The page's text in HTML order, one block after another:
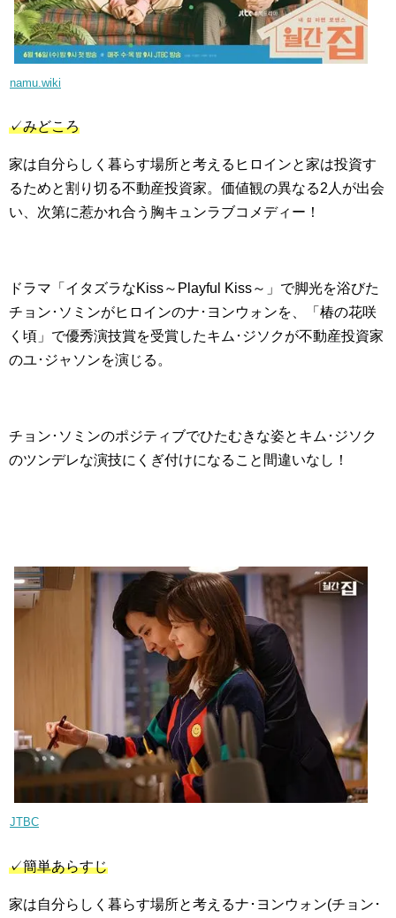
namu.wiki
✓みどころ
家は自分らしく暮らす場所と考えるヒロインと家は投資す
るためと割り切る不動産投資家。価値観の異なる2人が出会
い、次第に惹かれ合う胸キュンラブコメディー！
ドラマ「イタズラなKiss～Playful Kiss～」で脚光を浴びた
チョン･ソミンがヒロインのナ･ヨンウォンを、「椿の花咲
く頃」で優秀演技賞を受賞したキム･ジソクが不動産投資家
のユ･ジャソンを演じる。
チョン･ソミンのポジティブでひたむきな姿とキム･ジソク
のツンデレな演技にくぎ付けになること間違いなし！
JTBC
✓簡単あらすじ
家は自分らしく暮らす場所と考えるナ･ヨンウォン(チョン･